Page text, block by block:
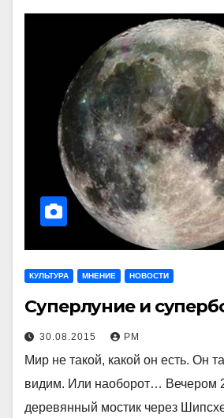
КУЛЬТУРА МНЕНИЕ НОВОСТИ
Суперлуние и
30.08.2015 РМ
Мир не такой, какой он есть. Он
видим. Или наоборот… Вечером
деревянный мостик через